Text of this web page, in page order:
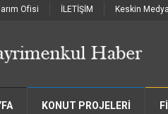
Ofisi İLETİŞİM Keskin
KONUT PROJELERİ